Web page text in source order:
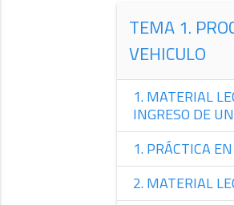
TEMA 1.
VEHICULO
1. MATERIAL
INGRESO DE
1. PRÁCTICA
2. MATERIAL